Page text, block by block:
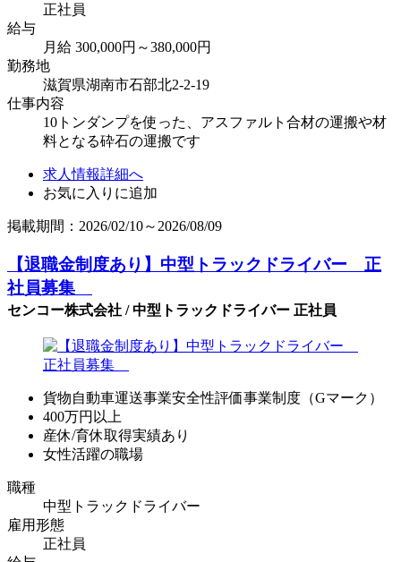
正社員
給与
月給 300,000円～380,000円
勤務地
滋賀県湖南市石部北2-2-19
仕事内容
10トンダンプを使った、アスファルト合材の運搬や材
料となる砕石の運搬です
求人情報詳細へ
お気に入りに追加
掲載期間：2026/02/10～2026/08/09
【退職金制度あり】中型トラックドライバー 正
社員募集
センコー株式会社 / 中型トラックドライバー 正社員
貨物自動車運送事業安全性評価事業制度（Gマーク）
400万円以上
産休/育休取得実績あり
女性活躍の職場
職種
中型トラックドライバー
雇用形態
正社員